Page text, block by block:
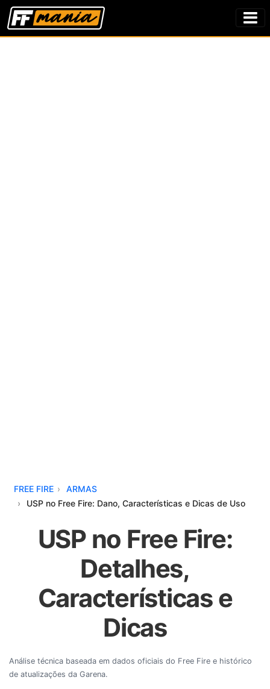
FREE FIRE
ARMAS
USP no Free Fire: Dano, Características e Dicas de Uso
USP no Free Fire:
Detalhes,
Características e
Dicas
Análise técnica baseada em dados oficiais do Free Fire e histórico
de atualizações da Garena.